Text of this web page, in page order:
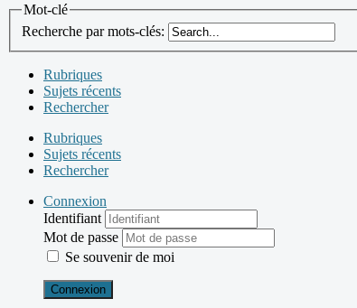
Mot-clé
Recherche par mots-clés:
Rubriques
Sujets récents
Rechercher
Rubriques
Sujets récents
Rechercher
Connexion
Identifiant
Mot de passe
Se souvenir de moi
Connexion